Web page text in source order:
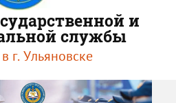
и
службы
г. Ульяновске